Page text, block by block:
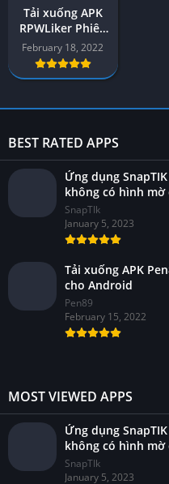
Tải xuống APK
RPWLiker Phiên
bản mới nhất v1
cho Android
February 18, 2022
BEST RATED APPS
Ứng dụng
không có hình mờ
SnapTIk
January 5, 2023
Tải xuống APK
cho Android
Pen89
February 15, 2022
MOST VIEWED APPS
Ứng dụng
không có hình mờ
SnapTIk
January 5, 2023